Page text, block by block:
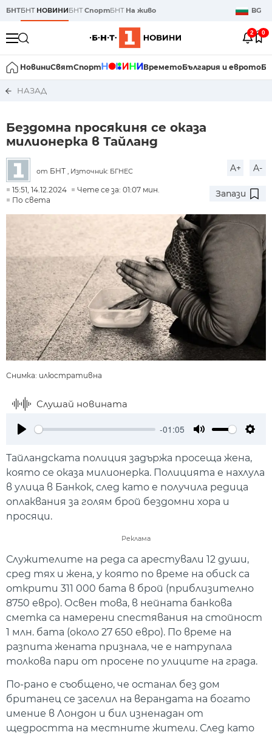
БНТБНТ НОВИНИБНТСпортБНТ На живо BG
2 0
НовиниСвятСпорт ВреметоБългария и еврото
НАЗАД
Бездомна просякиня се оказа
милионерка в Тайланд
от БНТ , Източник: БГНЕС A+ A-
15:51, 14.12.2024
Чете се за: 01:07 мин.
По света
Запази
Снимка: илюстративна
Слушай новината
-01:05
Тайландската полиция задържа просеща жена,
която се оказа милионерка. Полицията е нахлула
в улица в Банкок, след като е получила редица
оплаквания за голям брой бездомни хора и
просяци.
Реклама
Служителите на реда са арестували 12 души,
сред тях и жена, у която по време на обиск са
открити 311 000 бата в брой (приблизително
8750 евро). Освен това, в нейната банкова
сметка са намерени спестявания на стойност
1 млн. бата (около 27 650 евро). По време на
разпита жената признала, че е натрупала
толкова пари от просене по улиците на града.
По-рано е съобщено, че останал без дом
британец се заселил на верандата на богато
имение в Лондон и бил изненадан от
щедростта на местните жители. След като